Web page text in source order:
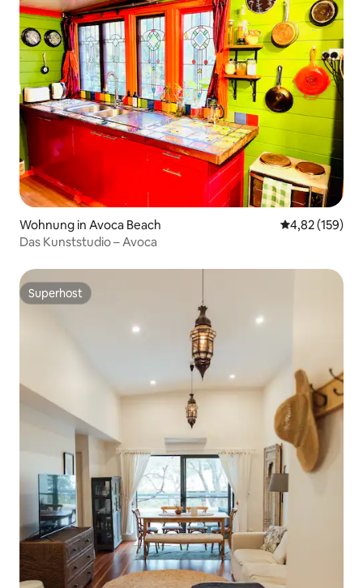
Wohnung in Avoca Beach
4,82 (159)
Das Kunststudio – Avoca
Superhost
Superhost